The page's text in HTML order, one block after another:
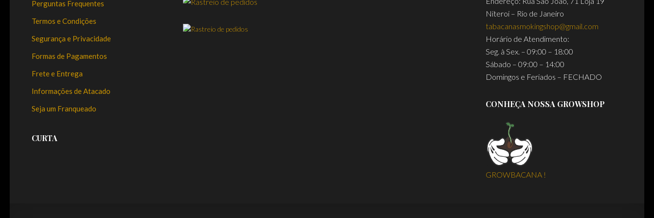
Perguntas Frequentes
Termos e Condições
Segurança e Privacidade
Formas de Pagamentos
Frete e Entrega
Informações de Atacado
Seja um Franqueado
CURTA
Niteroi – Rio de Janeiro
tabacanasmokingshop@gmail.com
Horário de Atendimento:
Seg. à Sex. – 09:00 – 18:00
Sábado – 09:00 – 14:00
Domingos e Feriados – FECHADO
CONHEÇA NOSSA GROWSHOP
GROWBACANA !